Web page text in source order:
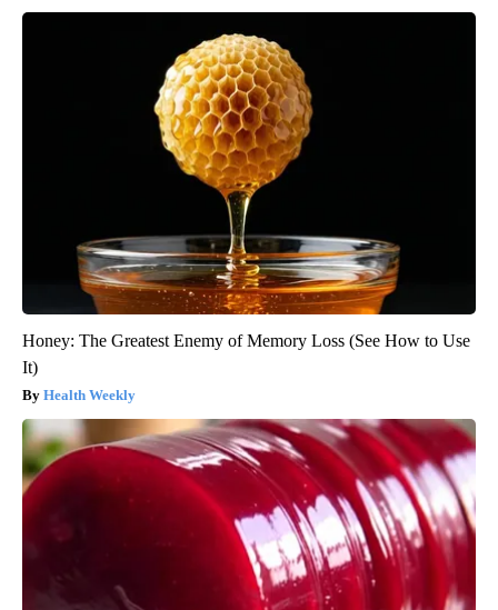
Honey: The Greatest Enemy of Memory Loss (See How to Use
It)
Health Weekly